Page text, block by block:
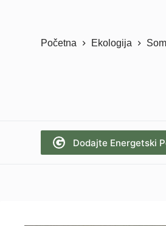
Početna Ekologija
Dodajte Energetski